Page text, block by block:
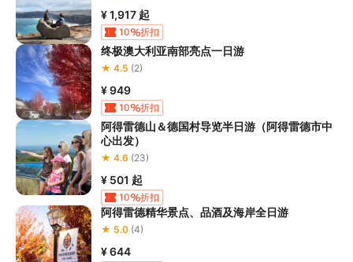
¥ 1,917 起
10 折扣
终极澳大利亚南部亮点一日游
★ 4.5 (2)
¥ 949
10 折扣
阿得雷德山＆德国村导览半日游（阿得雷德市中
心出发）
★ 4.6 (23)
¥ 501 起
10 折扣
阿得雷德精华景点、品酒及海岸全日游
★ 5.0 (4)
¥ 644